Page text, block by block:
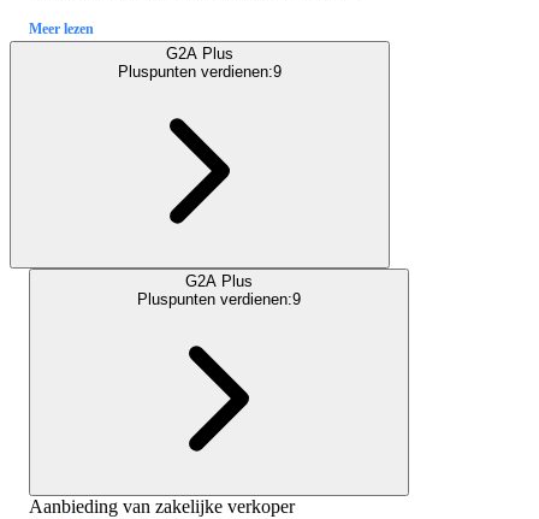
Meer lezen
G2A Plus
Pluspunten verdienen:9
G2A Plus
Pluspunten verdienen:9
Aanbieding van zakelijke verkoper